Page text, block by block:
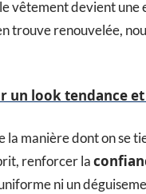
vêtement devient
trouve renouvelée,
un look tendance
la manière dont on se
renforcer la
ni un